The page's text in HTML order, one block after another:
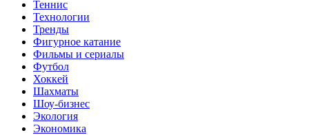
Теннис
Технологии
Тренды
Фигурное катание
Фильмы и сериалы
Футбол
Хоккей
Шахматы
Шоу-бизнес
Экология
Экономика